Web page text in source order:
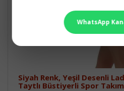
Siyah Renk, Yeşil Desenli
Taytlı Büstiyerli Spor Takım
WhatsApp